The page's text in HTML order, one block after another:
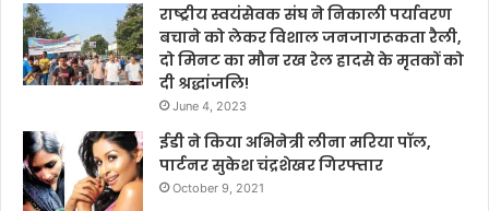
राष्ट्रीय स्वयंसेवक संघ ने निकाली पर्यावरण
बचाने को लेकर विशाल जनजागरूकता रैली,
दो मिनट का मौन रख रेल हादसे के मृतकों को
दी श्रद्धांजलि!
June 4, 2023
ईडी ने किया अभिनेत्री लीना मरिया पॉल,
पार्टनर सुकेश चंद्रशेखर गिरफ्तार
October 9, 2021